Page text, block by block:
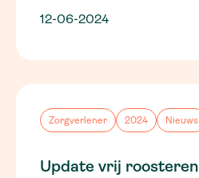
12-06-2024
Zorgverlener 2024 Nieuws
Update vrij roosteren